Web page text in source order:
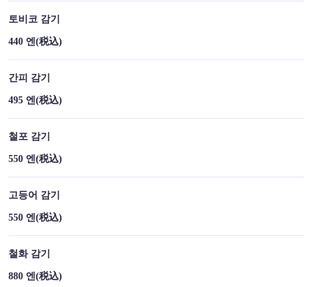
토비코 감기
440 엔(税込)
간피 감기
495 엔(税込)
철포 감기
550 엔(税込)
고등어 감기
550 엔(税込)
철화 감기
880 엔(税込)